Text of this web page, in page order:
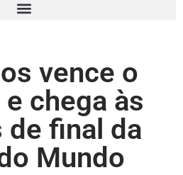
vence o
e chega às
de final da
Mundo